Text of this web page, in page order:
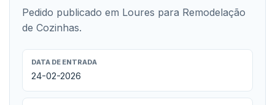
Pedido publicado em Loures para Remodelação
de Cozinhas.
DATA DE ENTRADA
24-02-2026